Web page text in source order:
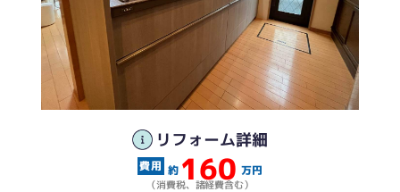
リフォーム詳細
約 160 万円
（消費税、諸経費含む）
工事後